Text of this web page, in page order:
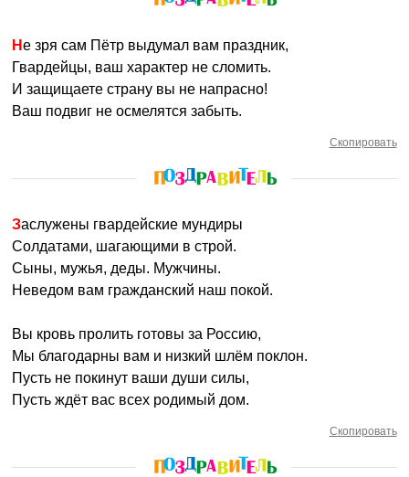
Не зря сам Пётр выдумал вам праздник,
Гвардейцы, ваш характер не сломить.
И защищаете страну вы не напрасно!
Ваш подвиг не осмелятся забыть.
Скопировать
Заслужены гвардейские мундиры
Солдатами, шагающими в строй.
Сыны, мужья, деды. Мужчины.
Неведом вам гражданский наш покой.
Вы кровь пролить готовы за Россию,
Мы благодарны вам и низкий шлём поклон.
Пусть не покинут ваши души силы,
Пусть ждёт вас всех родимый дом.
Скопировать